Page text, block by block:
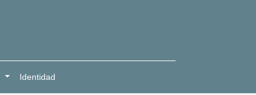
Identidad